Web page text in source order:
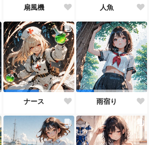
扇風機 人魚
ナース 雨宿り